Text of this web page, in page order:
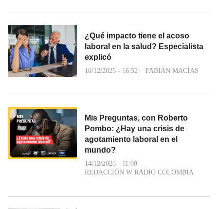
¿Qué impacto tiene el acoso
laboral en la salud? Especialista
explicó
16/12/2025 - 16:52 FABIÁN MACÍAS
Mis Preguntas, con Roberto
Pombo: ¿Hay una crisis de
agotamiento laboral en el
mundo?
14/12/2025 - 11:00
REDACCIÓN W RADIO COLOMBIA